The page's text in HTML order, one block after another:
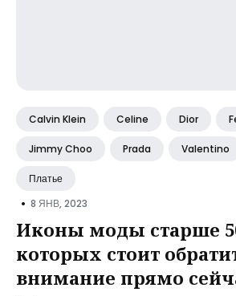
Calvin Klein Celine Dior
Jimmy Choo Prada Valentino
Платье
• 8 ЯНВ, 2023
Иконы моды старше
которых стоит
внимание прямо